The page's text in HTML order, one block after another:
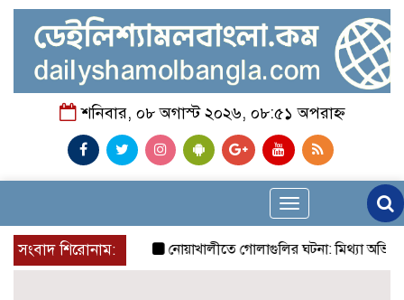
শনিবার, ০৮ অগাস্ট ২০২৬, ০৮:৫১ অপরাহ্ন
Toggle
navigation
সংবাদ শিরোনাম:
নোয়াখালীতে গোলাগুলির ঘটনা: মিথ্যা অভিযোগে